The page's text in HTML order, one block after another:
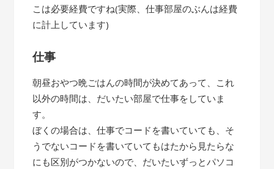
こは必要経費ですね(実際、仕事部屋のぶんは経費
に計上しています)
仕事
朝昼おやつ晩ごはんの時間が決めてあって、これ
以外の時間は、だいたい部屋で仕事をしていま
す。
ぼくの場合は、仕事でコードを書いていても、そ
うでないコードを書いていてもはたから見たらな
にも区別がつかないので、だいたいずっとパソコ